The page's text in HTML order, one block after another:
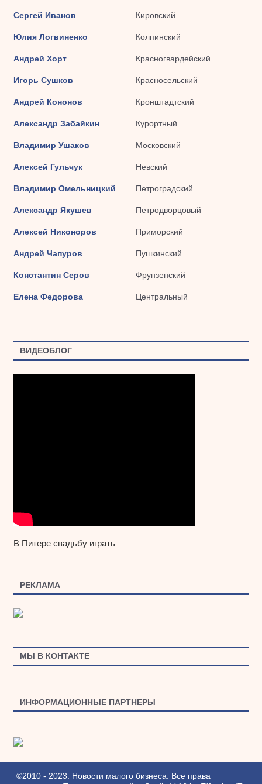
Сергей Иванов Кировский
Юлия Логвиненко Колпинский
Андрей Хорт Красногвардейский
Игорь Сушков Красносельский
Андрей Кононов Кронштадтский
Александр Забайкин Курортный
Владимир Ушаков Московский
Алексей Гульчук Невский
Владимир Омельницкий Петроградский
Александр Якушев Петродворцовый
Алексей Никоноров Приморский
Андрей Чапуров Пушкинский
Константин Серов Фрунзенский
Елена Федорова Центральный
ВИДЕОБЛОГ
В Питере свадьбу играть
РЕКЛАМА
МЫ В КОНТАКТЕ
ИНФОРМАЦИОННЫЕ ПАРТНЕРЫ
©2010 - 2023. Новости малого бизнеса. Все права